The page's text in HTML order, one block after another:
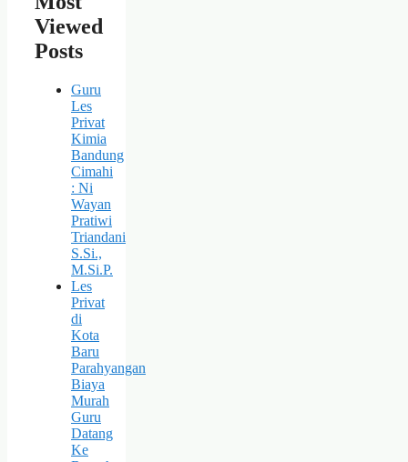
Viewed
Posts
Guru
Les
Privat
Kimia
Bandung
Cimahi
: Ni
Wayan
Pratiwi
Triandani
S.Si.,
M.Si.P.
Les
Privat
di
Kota
Baru
Parahyangan
Biaya
Murah
Guru
Datang
Ke